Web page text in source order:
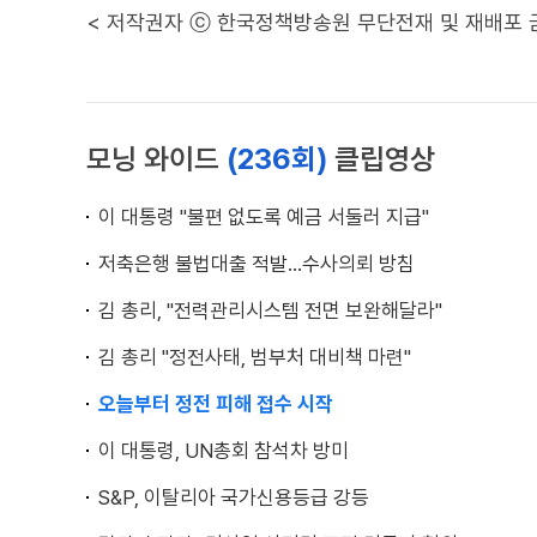
< 저작권자 ⓒ 한국정책방송원 무단전재 및 재배포
모닝 와이드 (236회) 클립영상
이 대통령 "불편 없도록 예금 서둘러 지급"
저축은행 불법대출 적발…수사의뢰 방침
김 총리, "전력관리시스템 전면 보완해달라"
김 총리 "정전사태, 범부처 대비책 마련"
오늘부터 정전 피해 접수 시작
이 대통령, UN총회 참석차 방미
S&P, 이탈리아 국가신용등급 강등